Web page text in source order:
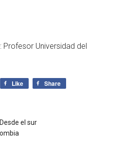
: Profesor Universidad del
Like
Share
el sur